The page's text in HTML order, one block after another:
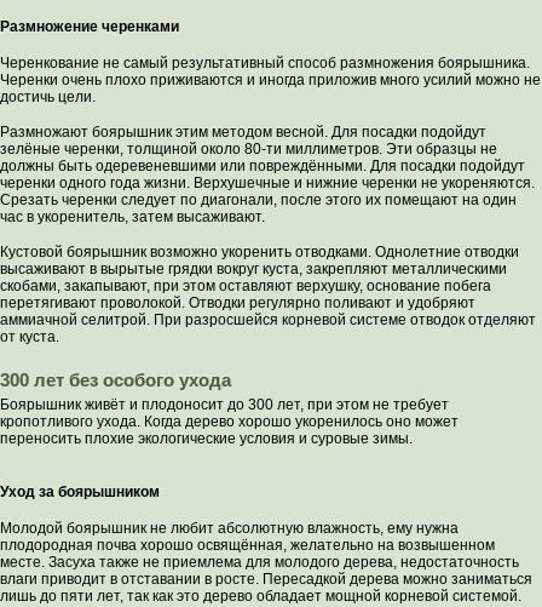
Размножение черенками
Черенкование не самый результативный способ размножения боярышника.
Черенки очень плохо приживаются и иногда приложив много усилий можно не
достичь цели.
Размножают боярышник этим методом весной. Для посадки подойдут
зелёные черенки, толщиной около 80-ти миллиметров. Эти образцы не
должны быть одеревеневшими или повреждёнными. Для посадки подойдут
черенки одного года жизни. Верхушечные и нижние черенки не укореняются.
Срезать черенки следует по диагонали, после этого их помещают на один
час в укоренитель, затем высаживают.
Кустовой боярышник возможно укоренить отводками. Однолетние отводки
высаживают в вырытые грядки вокруг куста, закрепляют металлическими
скобами, закапывают, при этом оставляют верхушку, основание побега
перетягивают проволокой. Отводки регулярно поливают и удобряют
аммиачной селитрой. При разросшейся корневой системе отводок отделяют
от куста.
300 лет без особого ухода
Боярышник живёт и плодоносит до 300 лет, при этом не требует
кропотливого ухода. Когда дерево хорошо укоренилось оно может
переносить плохие экологические условия и суровые зимы.
Уход за боярышником
Молодой боярышник не любит абсолютную влажность, ему нужна
плодородная почва хорошо освящённая, желательно на возвышенном
месте. Засуха также не приемлема для молодого дерева, недостаточность
влаги приводит в отставании в росте. Пересадкой дерева можно заниматься
лишь до пяти лет, так как это дерево обладает мощной корневой системой.